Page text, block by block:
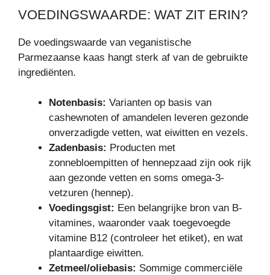
VOEDINGSWAARDE: WAT ZIT ERIN?
De voedingswaarde van veganistische
Parmezaanse kaas hangt sterk af van de gebruikte
ingrediënten.
Notenbasis: Varianten op basis van
cashewnoten of amandelen leveren gezonde
onverzadigde vetten, wat eiwitten en vezels.
Zadenbasis: Producten met
zonnebloempitten of hennepzaad zijn ook rijk
aan gezonde vetten en soms omega-3-
vetzuren (hennep).
Voedingsgist: Een belangrijke bron van B-
vitamines, waaronder vaak toegevoegde
vitamine B12 (controleer het etiket), en wat
plantaardige eiwitten.
Zetmeel/oliebasis: Sommige commerciële